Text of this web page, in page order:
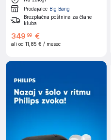
Prodajalec Big Bang
Brezplačna poštnina za člane
kluba
349 99 €
ali od 11,85 € / mesec